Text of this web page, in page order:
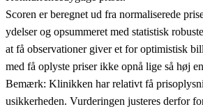
Scoren er beregnet ud fra normaliserede
ydelser og opsummeret med statistisk
at få observationer giver et for optimistisk
med få oplyste priser ikke opnå lige så høj
Bemærk: Klinikken har relativt få
usikkerheden. Vurderingen justeres derfor